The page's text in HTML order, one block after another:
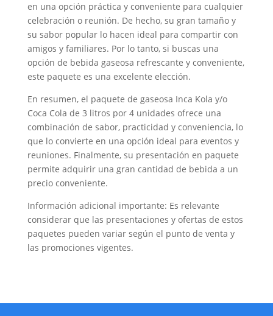
en una opción práctica y conveniente para cualquier
celebración o reunión. De hecho, su gran tamaño y
su sabor popular lo hacen ideal para compartir con
amigos y familiares. Por lo tanto, si buscas una
opción de bebida gaseosa refrescante y conveniente,
este paquete es una excelente elección.
En resumen, el paquete de gaseosa Inca Kola y/o
Coca Cola de 3 litros por 4 unidades ofrece una
combinación de sabor, practicidad y conveniencia, lo
que lo convierte en una opción ideal para eventos y
reuniones. Finalmente, su presentación en paquete
permite adquirir una gran cantidad de bebida a un
precio conveniente.
Información adicional importante: Es relevante
considerar que las presentaciones y ofertas de estos
paquetes pueden variar según el punto de venta y
las promociones vigentes.